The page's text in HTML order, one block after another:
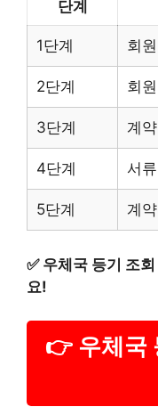
단계
1단계 회
2단계 회
3단계 계
4단계 서
5단계 계
✅ 우체국 등기 조
요!
👉 우체국